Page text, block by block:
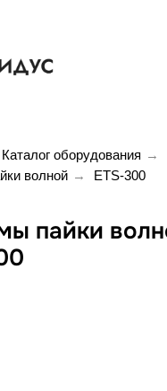
Каталог оборудования →
волной → ETS-300
пайки